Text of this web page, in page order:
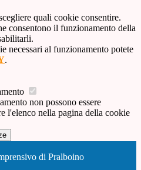
quali cookie consentire.
consentono il funzionamento della
necessari al funzionamento potete
.
non possono essere
l'elenco nella pagina della cookie
di Pralboino